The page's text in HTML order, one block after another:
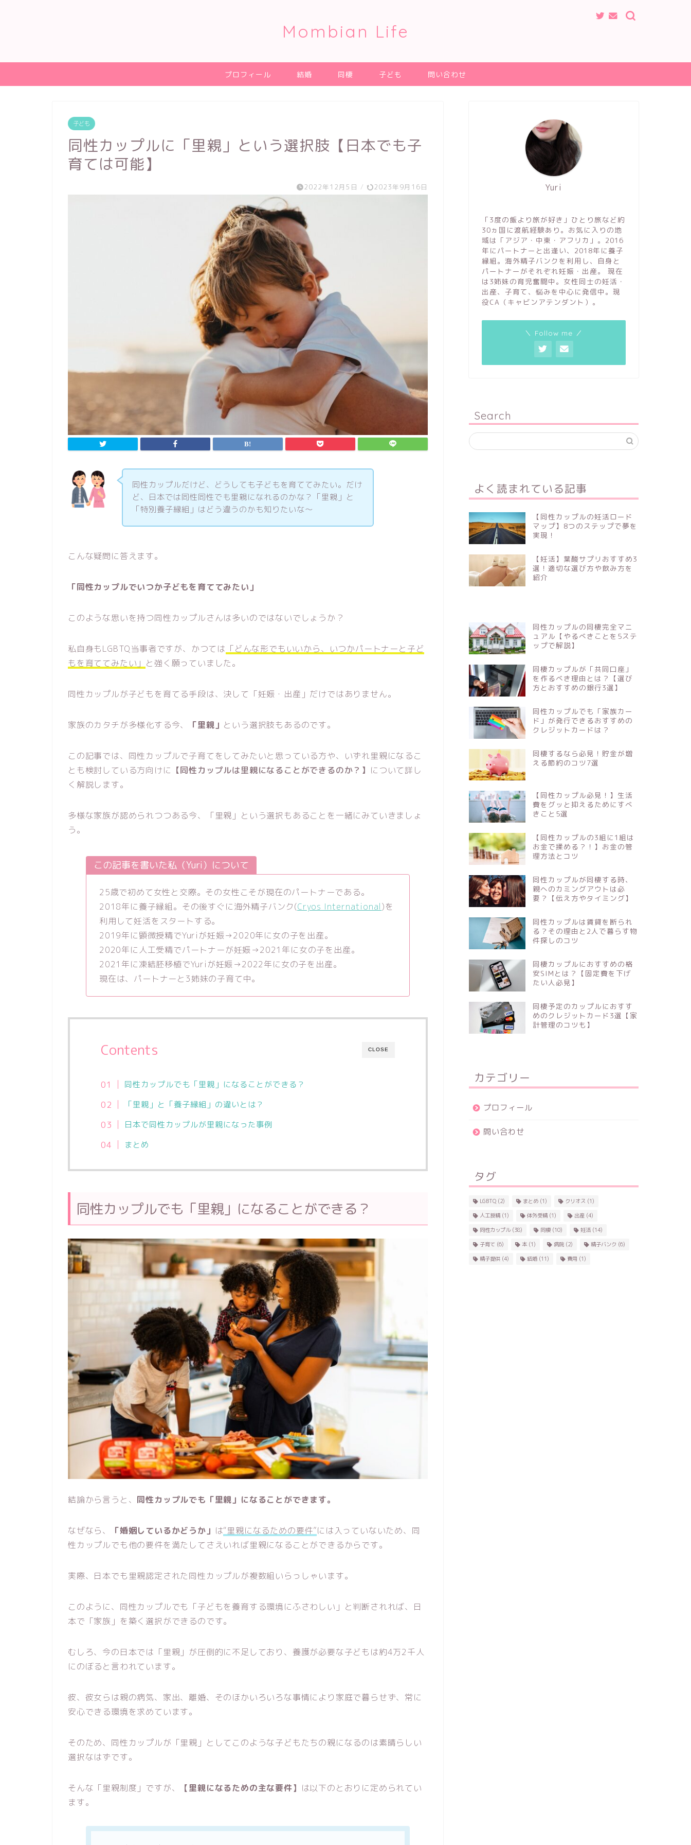
Mombian Life
プロフィール 結婚 同棲 子ども 問い合わせ
子ども
同性カップルに「里親」という選択肢【日本でも子
育ては可能】
2022年12月5日 / 2023年9月16日
同性カップルだけど、どうしても子どもを育ててみたい。だけ
ど、日本では同性同性でも里親になれるのかな？「里親」と
「特別養子縁組」はどう違うのかも知りたいな〜
こんな疑問に答えます。
「同性カップルでいつか子どもを育ててみたい」
このような思いを持つ同性カップルさんは多いのではないでしょうか？
私自身もLGBTQ当事者ですが、かつては 「どんな形でもいいから、いつかパートナーと子ど
もを育ててみたい」 と強く願っていました。
同性カップルが子どもを育てる手段は、決して「妊娠・出産」だけではありません。
家族のカタチが多様化する今、 「里親」 という選択肢もあるのです。
この記事では、同性カップルで子育てをしてみたいと思っている方や、いずれ里親になるこ
とも検討している方向けに 【同性カップルは里親になることができるのか？】 について詳し
く解説します。
多様な家族が認められつつある今、「里親」という選択もあることを一緒にみていきましょ
う。
この記事を書いた私（Yuri）について
25歳で初めて女性と交際。その女性こそが現在のパートナーである。
2018年に養子縁組。その後すぐに海外精子バンク(Cryos International)を
利用して妊活をスタートする。
2019年に顕微授精でYuriが妊娠→2020年に女の子を出産。
2020年に人工受精でパートナーが妊娠→2021年に女の子を出産。
2021年に凍結胚移植でYuriが妊娠→2022年に女の子を出産。
現在は、パートナーと3姉妹の子育て中。
CLOSE
Contents
同性カップルでも「里親」になることができる？
「里親」と「養子縁組」の違いとは？
日本で同性カップルが里親になった事例
まとめ
同性カップルでも「里親」になることができる？
結論から言うと、 同性カップルでも「里親」になることができます。
なぜなら、 「婚姻しているかどうか」 は“里親になるための要件”には入っていないため、同
性カップルでも他の要件を満たしてさえいれば里親になることができるからです。
実際、日本でも里親認定された同性カップルが複数組いらっしゃいます。
このように、同性カップルでも「子どもを養育する環境にふさわしい」と判断されれば、日
本で「家族」を築く選択ができるのです。
むしろ、今の日本では「里親」が圧倒的に不足しており、養護が必要な子どもは約4万2千人
にのぼると言われています。
彼、彼女らは親の病気、家出、離婚、そのほかいろいろな事情により家庭で暮らせず、常に
安心できる環境を求めています。
そのため、同性カップルが「里親」としてこのような子どもたちの親になるのは素晴らしい
選択なはずです。
そんな「里親制度」ですが、 【里親になるための主な要件】 は以下のとおりに定められてい
ます。
Yuri
「3度の飯より旅が好き」ひとり旅など約
30ヵ国に渡航経験あり。お気に入りの地
域は「アジア・中東・アフリカ」。2016
年にパートナーと出逢い、2018年に養子
縁組。海外精子バンクを利用し、自身と
パートナーがそれぞれ妊娠・出産。 現在
は3姉妹の育児奮闘中。女性同士の妊活・
出産、子育て、悩みを中心に発信中。現
役CA（キャビンアテンダント）。
＼ Follow me ／
Search
よく読まれている記事
【同性カップルの妊活ロード
マップ】8つのステップで夢を
実現！
【妊活】葉酸サプリおすすめ3
選！適切な選び方や飲み方を
紹介
同性カップルの同棲完全マニ
ュアル【やるべきことを5ステ
ップで解説】
同棲カップルが「共同口座」
を作るべき理由とは？【選び
方とおすすめの銀行3選】
同性カップルでも「家族カー
ド」が発行できるおすすめの
クレジットカードは？
同棲するなら必見！貯金が増
える節約のコツ7選
【同性カップル必見！】生活
費をグッと抑えるためにすべ
きこと5選
【同性カップルの3組に1組は
お金で揉める？！】お金の管
理方法とコツ
同性カップルが同棲する時、
親へのカミングアウトは必
要？【伝え方やタイミング】
同性カップルは賃貸を断られ
る？その理由と2人で暮らす物
件探しのコツ
同棲カップルにおすすめの格
安SIMとは？【固定費を下げ
たい人必見】
同棲予定のカップルにおすす
めのクレジットカード3選【家
計管理のコツも】
カテゴリー
プロフィール
問い合わせ
タグ
LGBTQ(2) まとめ(1) クリオス (1)
人工授精(1) 体外受精(1) 出産(4)
同性カップル(38) 同棲(10) 妊活(14)
子育て(6) 本(1) 病院(2) 精子バンク (6)
精子提供(4) 結婚(11) 費用 (1)